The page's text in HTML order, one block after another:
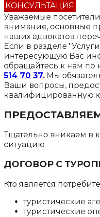
КОНСУЛЬТАЦИЯ
Уважаемые посетители
внимание, основные
наших адвокатов
Если в разделе
интересующую Вас
обращайтесь к нам по
514 70 37. Мы
Ваши вопросы,
квалифицированную
Тщательно вникаем в
ситуацию
ДОГОВОР С
Кто является
туристические
туристические